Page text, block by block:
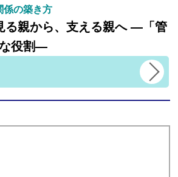
係の築き方
る親から、支える親へ ―「管
役割―